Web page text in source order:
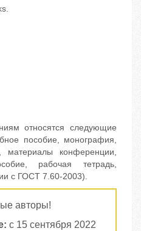
относятся следующие
пособие, монография,
материалы конференции,
рабочая тетрадь,
с ГОСТ 7.60-2003).
авторы!
с 15 сентября 2022